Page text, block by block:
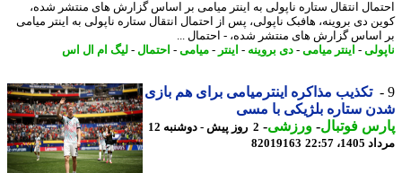
انتقال ستاره ناپولی به اینتر میامی بر اساس گزارش های منتشر شده،
دی بروینه، هافبک ناپولی، پس از احتمال انتقال ستاره ناپولی به اینتر میامی
گزارش های منتشر شده، - احتمال ...
-اینتر میامی-دی بروینه -اینتر -میامی-احتمال-لیگ ام ال اس
تکذیب مذاکره اینترمیامی برای هم بازی
ستاره بلژیکی با مسی
فوتبال-ورزشی-
2 روز پیش - دوشنبه 12
22:57
82019163